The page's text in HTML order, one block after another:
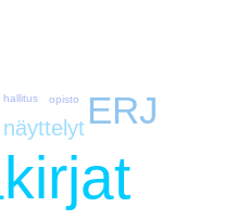
ERJ
näyttelyt
hallitus opisto